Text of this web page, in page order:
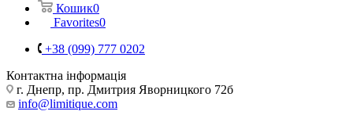
Кошик0
Favorites0
+38 (099) 777 0202
Контактна інформація
г. Днепр, пр. Дмитрия Яворницкого 72б
info@limitique.com